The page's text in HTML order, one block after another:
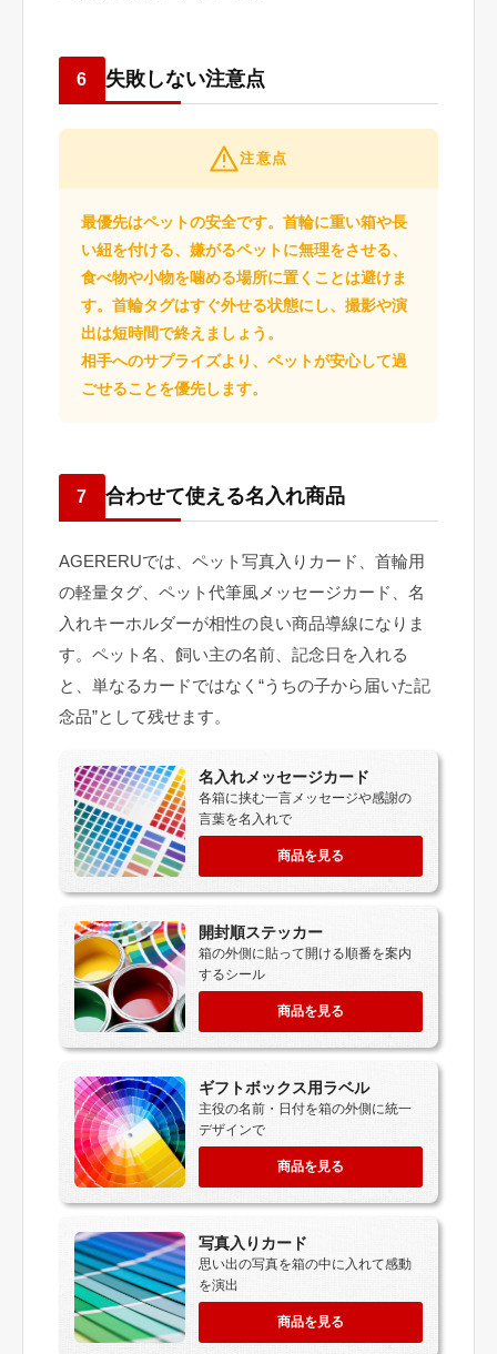
6 失敗しない注意点
注意点
最優先はペットの安全です。首輪に重い箱や長
い紐を付ける、嫌がるペットに無理をさせる、
食べ物や小物を噛める場所に置くことは避けま
す。首輪タグはすぐ外せる状態にし、撮影や演
出は短時間で終えましょう。
相手へのサプライズより、ペットが安心して過
ごせることを優先します。
7 合わせて使える名入れ商品
AGERERUでは、ペット写真入りカード、首輪用
の軽量タグ、ペット代筆風メッセージカード、名
入れキーホルダーが相性の良い商品導線になりま
す。ペット名、飼い主の名前、記念日を入れる
と、単なるカードではなく“うちの子から届いた記
念品”として残せます。
名入れメッセージカード
各箱に挟む一言メッセージや感謝の
言葉を名入れで
商品を見る
開封順ステッカー
箱の外側に貼って開ける順番を案内
するシール
商品を見る
ギフトボックス用ラベル
主役の名前・日付を箱の外側に統一
デザインで
商品を見る
写真入りカード
思い出の写真を箱の中に入れて感動
を演出
商品を見る